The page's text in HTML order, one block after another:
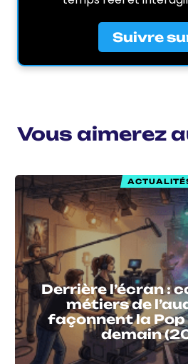
Suivre
Vous aimerez
Derrière l’écran :
métiers de
façonnent la Pop
demain